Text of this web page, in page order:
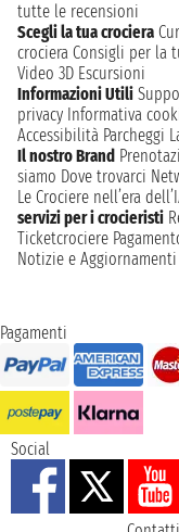
tutte le recensioni
Scegli la tua crociera
crociera Consigli per la
Video 3D Escursioni
Informazioni Utili
privacy Informativa
Accessibilità Parcheggi
Il nostro Brand
siamo Dove trovarci
Le Crociere nell’era
servizi per i crocieristi
Ticketcrociere
Notizie e
Pagamenti
Social